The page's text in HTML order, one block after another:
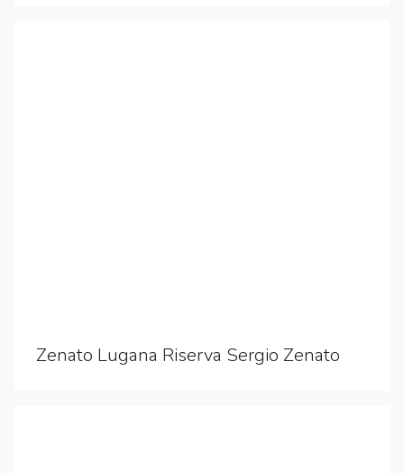
Zenato Lugana Riserva Sergio Zenato